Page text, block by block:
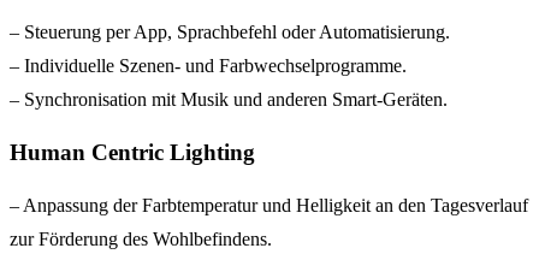
– Steuerung per App, Sprachbefehl oder Automatisierung.
– Individuelle Szenen- und Farbwechselprogramme.
– Synchronisation mit Musik und anderen Smart-Geräten.
Human Centric Lighting
– Anpassung der Farbtemperatur und Helligkeit an den Tagesverlauf
zur Förderung des Wohlbefindens.